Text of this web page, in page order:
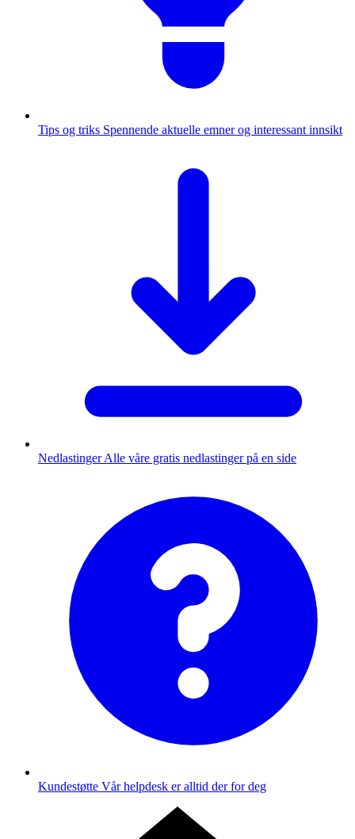
Tips og triks Spennende aktuelle emner og interessant innsikt
Nedlastinger Alle våre gratis nedlastinger på en side
Kundestøtte Vår helpdesk er alltid der for deg